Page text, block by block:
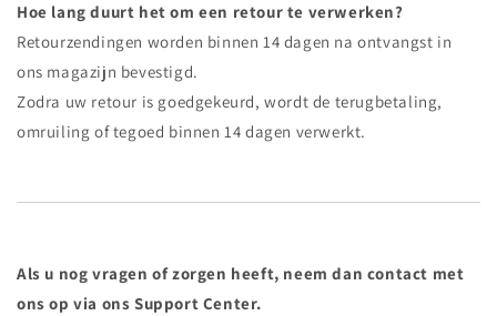
Hoe lang duurt het om een retour te verwerken?
Retourzendingen worden binnen 14 dagen na ontvangst in
ons magazijn bevestigd.
Zodra uw retour is goedgekeurd, wordt de terugbetaling,
omruiling of tegoed binnen 14 dagen verwerkt.
Als u nog vragen of zorgen heeft, neem dan contact met
ons op via ons Support Center.